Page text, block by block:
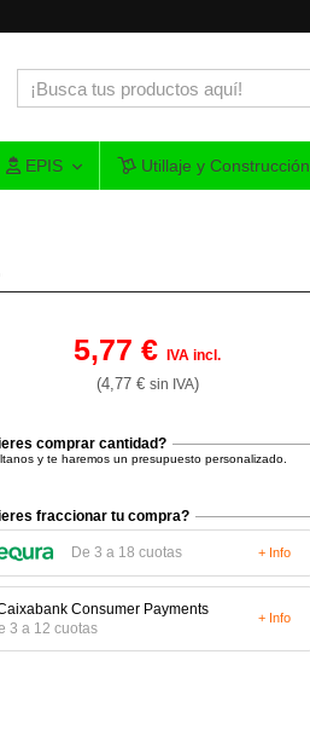
EPIS Utillaje y Construcción
5,77 €IVA incl.
(4,77 € sin IVA)
comprar cantidad?
y te haremos un presupuesto personalizado.
fraccionar tu compra?
De 3 a 18 cuotas + Info
3 a 12 cuotas
+ Info